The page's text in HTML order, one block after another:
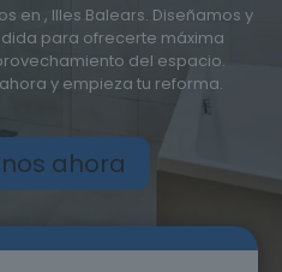
en , Illes Balears. Diseñamos y
para ofrecerte máxima
del espacio.
y empieza tu reforma.
ahora